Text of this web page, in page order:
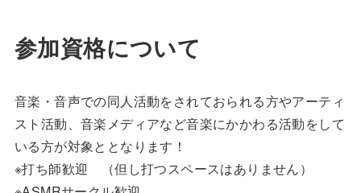
参加資格について
音楽・音声での同人活動をされておられる方やアーティ
スト活動、音楽メディアなど音楽にかかわる活動をして
いる方が対象ととなります！
※打ち師歓迎 （但し打つスペースはありません）